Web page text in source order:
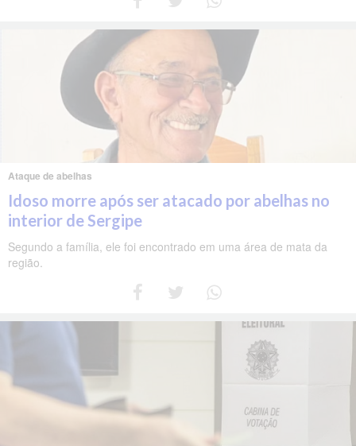
Ataque de abelhas
Idoso morre após ser atacado por abelhas no
interior de Sergipe
Segundo a família, ele foi encontrado em uma área de mata da
região.